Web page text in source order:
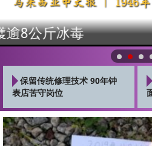
【回流】为家人弃英
刘科见家乡寻获理想
保留传统修理技术 90年钟
表店苦守岗位